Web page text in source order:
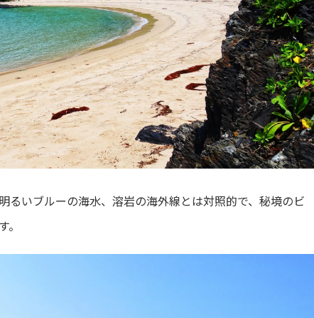
るいブルーの海水、溶岩の海外線とは対照的で、秘境のビ
。